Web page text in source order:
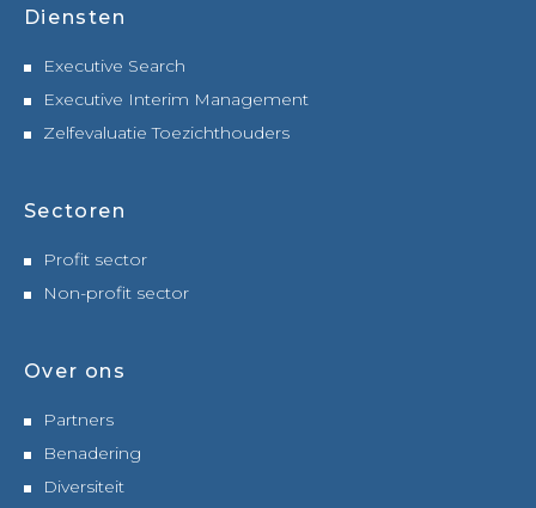
Diensten
Executive Search
Executive Interim Management
Zelfevaluatie Toezichthouders
Sectoren
Profit sector
Non-profit sector
Over ons
Partners
Benadering
Diversiteit